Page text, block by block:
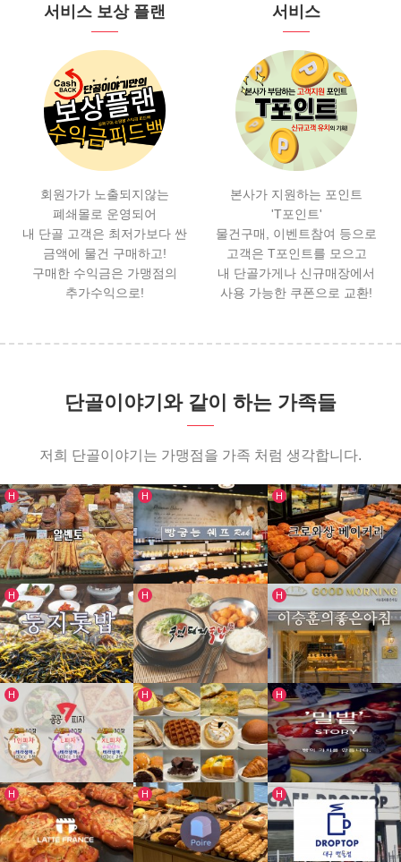
서비스 보상 플랜
회원가가 노출되지않는
폐쇄몰로 운영되어
내 단골 고객은 최저가보다 싼
금액에 물건 구매하고!
구매한 수익금은 가맹점의
추가수익으로!
서비스
본사가 지원하는 포인트
'T포인트'
물건구매, 이벤트참여 등으로
고객은 T포인트를 모으고
내 단골가게나 신규매장에서
사용 가능한 쿠폰으로 교환!
단골이야기와 같이 하는 가족들
저희 단골이야기는 가맹점을 가족 처럼 생각합니다.
가맹점 리스트
H
인기글
알벤토
H
인기글
빵굽는 쉐프락
H
인기글
크로와상베이커리
H
인기글
둥지톳밥 칠곡점
H
인기글
국민돼지국밥 (보건대점)
H
인기글
이승훈의좋은아침
H
인기글
공공피자
H
인기글
양과부띠끄엘
H
인기글
밀밭베이커리
H
인기글
H
인기글
H
인기글